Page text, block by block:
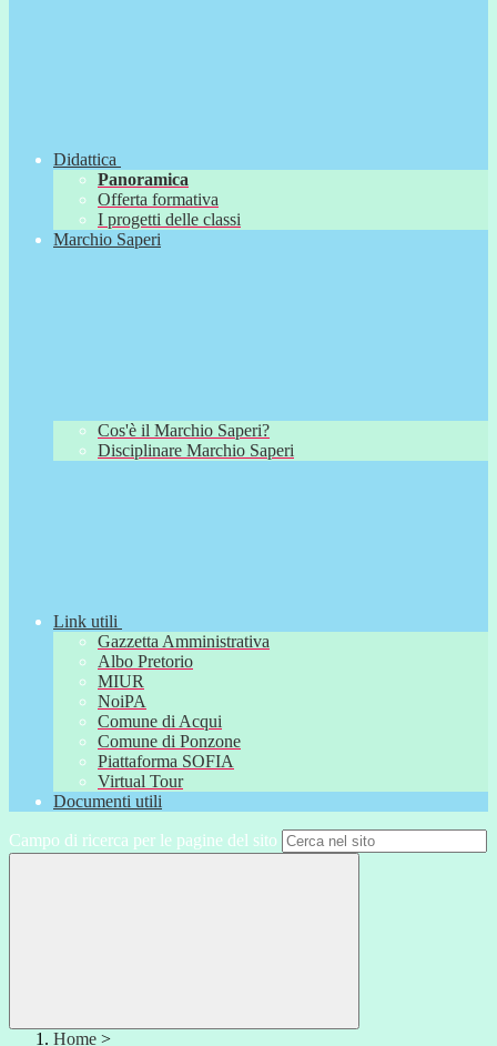
Didattica
Panoramica
Offerta formativa
I progetti delle classi
Marchio Saperi
Cos'è il Marchio Saperi?
Disciplinare Marchio Saperi
Link utili
Gazzetta Amministrativa
Albo Pretorio
MIUR
NoiPA
Comune di Acqui
Comune di Ponzone
Piattaforma SOFIA
Virtual Tour
Documenti utili
Campo di ricerca per le pagine del sito
Home >